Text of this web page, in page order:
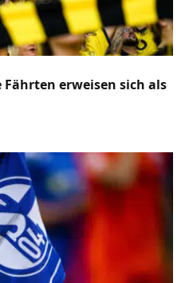
Fährten erweisen sich als